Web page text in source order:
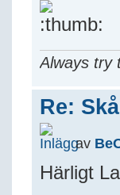
Always try
Re:
av
Härligt